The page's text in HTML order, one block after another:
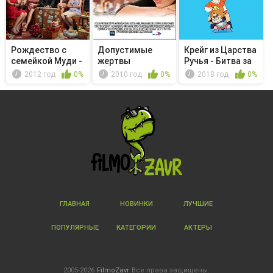
Рождество с
семейкой Муди -
Last Minu...
2012 год 0%
Допустимые
жертвы
2010 год 0%
Крейг из Царства
Ручья - Битва за
фла...2018 год 0%
ГЛАВНАЯ НОВИНКИ ЛУЧШИЕ
ПОПУЛЯРНЫЕ КАТЕГОРИИ АКТЕРЫ
2005-2026 FilmoZavr Все права защищены.